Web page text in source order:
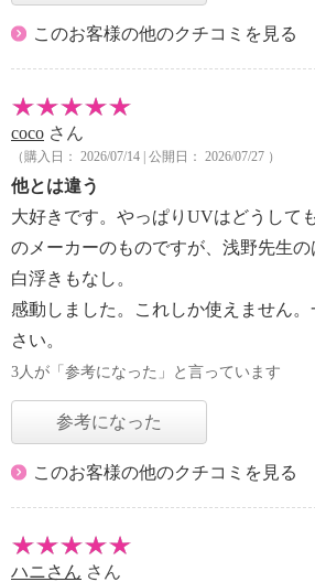
このお客様の他のクチコミを見る
coco さん
（購入日： 2026/07/14 | 公開日： 2026/07/27 ）
他とは違う
大好きです。やっぱりUVはどうして
のメーカーのものですが、浅野先生の
白浮きもなし。
感動しました。これしか使えません
さい。
3人が「参考になった」と言っています
参考になった
このお客様の他のクチコミを見る
ハニさん さん